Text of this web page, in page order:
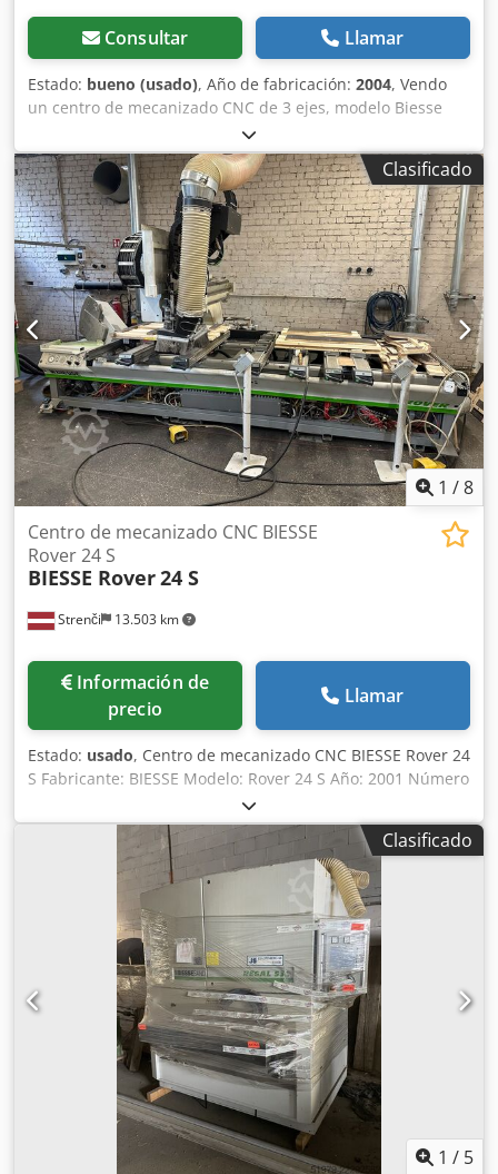
Consultar Llamar
Estado: bueno (usado), Año de fabricación: 2004, Vendo
un centro de mecanizado CNC de 3 ejes, modelo Biesse
Rover 24L con mesa transversal, fabricado en 2004.
Configuración: Husillo principal de 3 ejes HSD,
recientemente reparado por completo y refrigerado por
agua, modelo RS1600. Almacén de herramientas con 7
posiciones ISO30 en el cabezal. 1 sierra ranuradora en la
dirección X. Cabezal de taladrado con 14 + 4 + 2 husillos de
taladrado. Área de trabajo útil de 4500 x 1330 mm. 2 áreas
de trabajo, 4 zonas de sujeción. Sistema automático de
lubricación central. Dkjdpfx Aboh Txlceysr Potencia total de
35 kW. Software XDNC 2.01 con manual de instrucciones.
Bomba Becker 250/300 m³/h, 5,5 kW. Sistema de vacío
adicional para trabajos con plantillas o dispositivos de
sujeción adicionales. En buen estado. Disponible
inmediatamente en almacén. Requiere reparaciones:
manijas en la mesa transversal, rotación del almacén
ISO30 en el cabezal.
Clasificado
1 /8
Strenči 13.503 km
Centro de mecanizado CNC BIESSE
Rover 24 S
BIESSE Rover24 S
Información de
precio
Llamar
Estado: usado, Centro de mecanizado CNC BIESSE Rover 24
S Fabricante: BIESSE Modelo: Rover 24 S Año: 2001 Número
de serie: 16171 Alimentación eléctrica: 230 V Potencia: 20
kW Corriente nominal: 59 A Frecuencia: 50 Hz Suministro
de aire: 6,5–7,5 bares Dedpezrv Hbsfx Abyokr Caudal de
aire requerido: 30 m/s Peso: 3450 kg La máquina requiere
revisión y mantenimiento.
Clasificado
1 / 5